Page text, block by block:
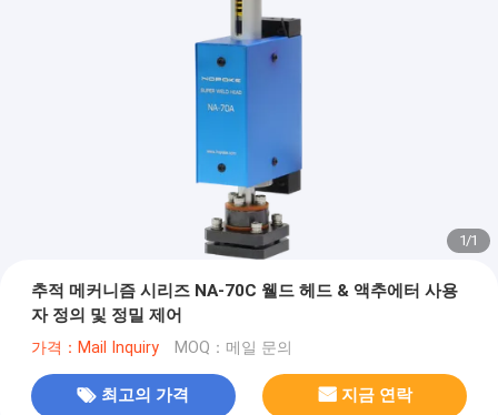
1/1
추적 메커니즘 시리즈 NA-70C 웰드 헤드 & 액추에터 사용
자 정의 및 정밀 제어
가격：Mail Inquiry MOQ：메일 문의
최고의 가격 지금 연락